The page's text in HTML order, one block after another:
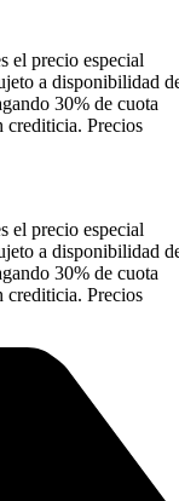
el precio especial
a disponibilidad
30% de cuota
crediticia. Precios
el precio especial
a disponibilidad
30% de cuota
crediticia. Precios